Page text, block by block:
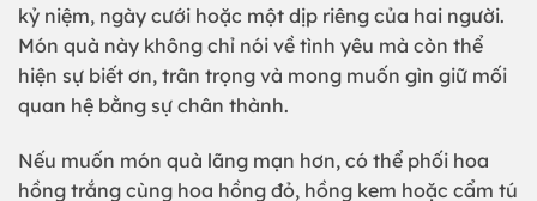
kỷ niệm, ngày cưới hoặc một dịp riêng của hai người.
Món quà này không chỉ nói về tình yêu mà còn thể
hiện sự biết ơn, trân trọng và mong muốn gìn giữ mối
quan hệ bằng sự chân thành.
Nếu muốn món quà lãng mạn hơn, có thể phối hoa
hồng trắng cùng hoa hồng đỏ, hồng kem hoặc cẩm tú